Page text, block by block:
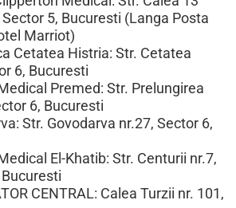
5, Bucuresti (Langa Posta
Marriot)
Cetatea Histria: Str. Cetatea
6, Bucuresti
Premed: Str. Prelungirea
6, Bucuresti
Str. Govodarva nr.27, Sector 6,
El-Khatib: Str. Centurii nr.7,
CENTRAL: Calea Turzii nr. 101,